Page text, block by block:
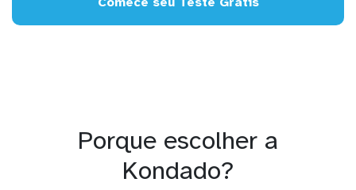
Porque escolher a
Kondado?